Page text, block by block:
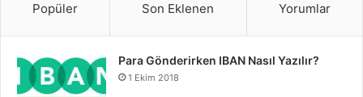
Popüler Son Eklenen Yorumlar
Para Gönderirken IBAN Nasıl Yazılır?
1 Ekim 2018